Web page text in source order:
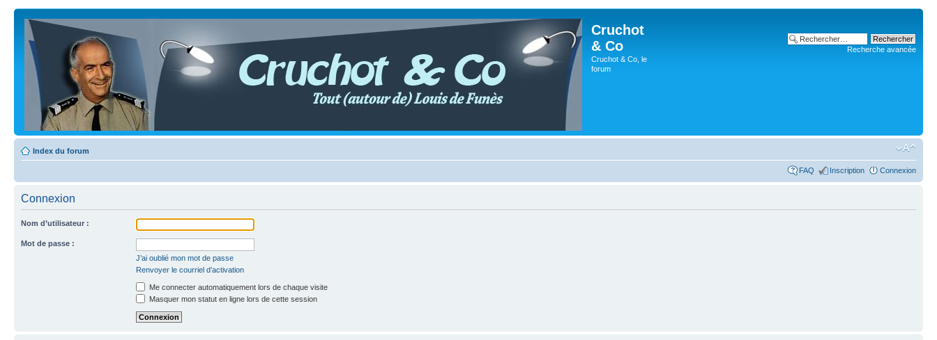
Cruchot
& Co
Cruchot & Co, le
forum
Recherche avancée
Index du forum
FAQ Inscription Connexion
Connexion
Nom d’utilisateur :
Mot de passe :
J’ai oublié mon mot de passe
Renvoyer le courriel d’activation
Me connecter automatiquement lors de chaque visite
Masquer mon statut en ligne lors de cette session